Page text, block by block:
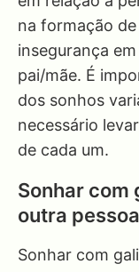
na formação
insegurança
pai/mãe. É
dos sonhos
necessário
de cada um.
Sonhar com
outra pessoa
Sonhar com